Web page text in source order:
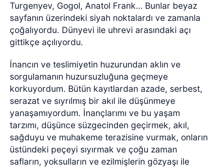
Turgenyev, Gogol, Anatol Frank… Bunlar beyaz
sayfanın üzerindeki siyah noktalardı ve zamanla
çoğalıyordu. Dünyevi ile uhrevi arasındaki açı
gittikçe açılıyordu.
İnancın ve teslimiyetin huzurundan aklın ve
sorgulamanın huzursuzluğuna geçmeye
korkuyordum. Bütün kayıtlardan azade, serbest,
serazat ve sıyrılmış bir akıl ile düşünmeye
yanaşamıyordum. İnançlarımı ve bu yaşam
tarzımı, düşünce süzgecinden geçirmek, akıl,
sağduyu ve muhakeme terazisine vurmak, onların
üstündeki peçeyi sıyırmak ve çoğu zaman
safların, yoksulların ve ezilmişlerin gözyaşı ile